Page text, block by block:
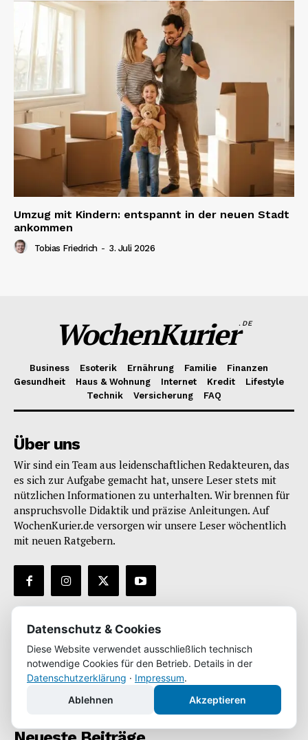
Umzug mit Kindern: entspannt in der neuen Stadt
ankommen
Tobias Friedrich - 3. Juli 2026
WochenKurier.DE
Business Esoterik Ernährung Familie
Finanzen
Gesundheit
Haus & Wohnung Internet Kredit
Lifestyle
Technik
Versicherung FAQ
Über uns
Wir sind ein Team aus leidenschaftlichen Redakteuren, das
es sich zur Aufgabe gemacht hat, unsere Leser stets mit
nützlichen Informationen zu unterhalten. Wir brennen für
anspruchsvolle Didaktik und präzise Anleitungen. Auf
WochenKurier.de versorgen wir unsere Leser wöchentlich
mit neuen Ratgebern.
Infos
Impressum
Datenschutz
* enthält Werbung
Datenschutz & Cookies
Diese Website verwendet ausschließlich technisch
notwendige Cookies für den Betrieb. Details in der
Datenschutzerklärung · Impressum.
Ablehnen
Akzeptieren